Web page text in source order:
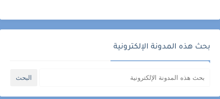
بحث هذه المدونة الإلكترونية